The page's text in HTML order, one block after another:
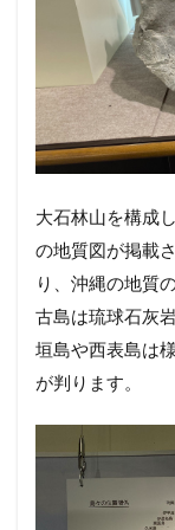
大石林山を構成
の地質図が掲載
り、沖縄の地質
古島は琉球石灰
垣島や西表島は
が判ります。